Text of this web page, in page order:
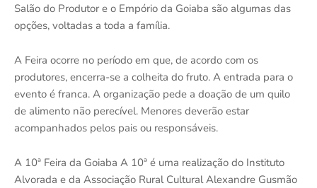
Salão do Produtor e o Empório da Goiaba são algumas das
opções, voltadas a toda a família.
A Feira ocorre no período em que, de acordo com os
produtores, encerra-se a colheita do fruto. A entrada para o
evento é franca. A organização pede a doação de um quilo
de alimento não perecível. Menores deverão estar
acompanhados pelos pais ou responsáveis.
A 10ª Feira da Goiaba A 10ª é uma realização do Instituto
Alvorada e da Associação Rural Cultural Alexandre Gusmão